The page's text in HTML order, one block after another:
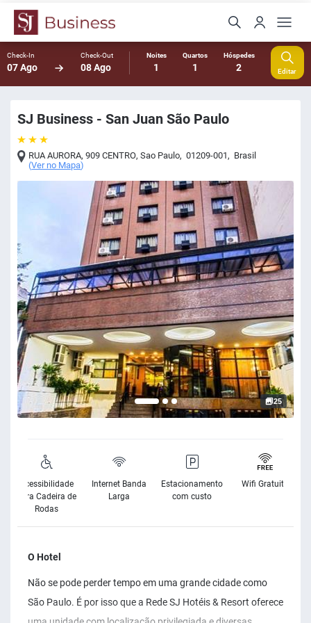
Check-In
07 Ago
Check-Out
08 Ago
Noites
1
Quartos
1
Hóspedes
2 Editar
SJ Business - San Juan São Paulo
RUA AURORA, 909 CENTRO,Sao Paulo, 01209-001, Brasil
(Ver no Mapa)
25
Acessibilidade
para Cadeira de
Rodas
Internet Banda
Larga
Estacionamento
com custo
Wifi Gratuito
O Hotel
Não se pode perder tempo em uma grande cidade como
São Paulo. É por isso que a Rede SJ Hotéis & Resort oferece